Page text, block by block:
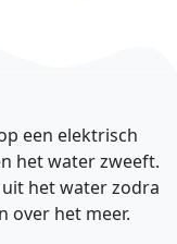
een elektrisch
het water zweeft.
het water zodra
over het meer.